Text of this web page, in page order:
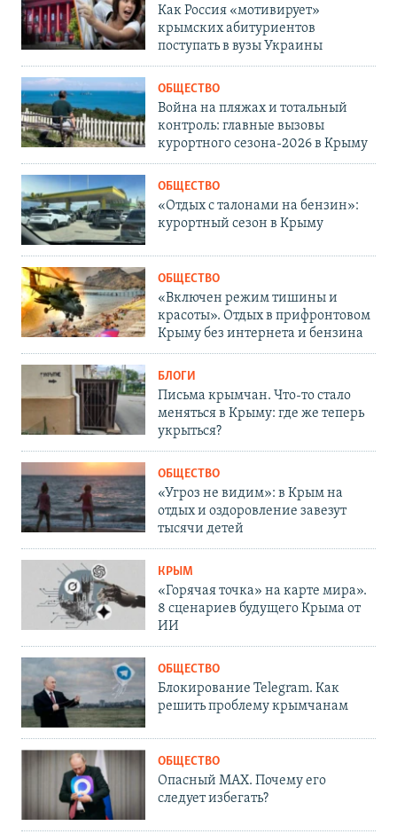
Как Россия «мотивирует»
крымских абитуриентов
поступать в вузы Украины
ОБЩЕСТВО
Война на пляжах и тотальный
контроль: главные вызовы
курортного сезона-2026 в Крыму
ОБЩЕСТВО
«Отдых с талонами на бензин»:
курортный сезон в Крыму
ОБЩЕСТВО
«Включен режим тишины и
красоты». Отдых в прифронтовом
Крыму без интернета и бензина
БЛОГИ
Письма крымчан. Что-то стало
меняться в Крыму: где же теперь
укрыться?
ОБЩЕСТВО
«Угроз не видим»: в Крым на
отдых и оздоровление завезут
тысячи детей
КРЫМ
«Горячая точка» на карте мира».
8 сценариев будущего Крыма от
ИИ
ОБЩЕСТВО
Блокирование Telegram. Как
решить проблему крымчанам
ОБЩЕСТВО
Опасный MAX. Почему его
следует избегать?